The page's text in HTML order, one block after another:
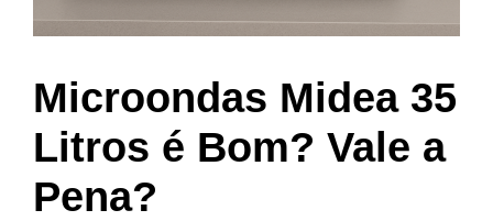
Microondas Midea 35
Litros é Bom? Vale a
Pena?